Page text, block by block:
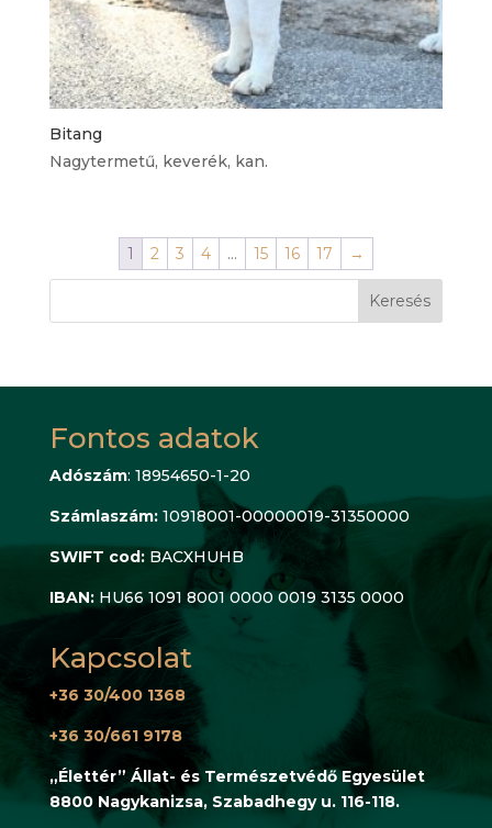
Bitang
Nagytermetű, keverék, kan.
1 2 3 4 … 15 16 17 →
Keresés
Fontos adatok
Adószám: 18954650-1-20
Számlaszám: 10918001-00000019-31350000
SWIFT cod: BACXHUHB
IBAN: HU66 1091 8001 0000 0019 3135 0000
Kapcsolat
+36 30/400 1368
+36 30/661 9178
„Élettér” Állat- és Természetvédő Egyesület
8800 Nagykanizsa, Szabadhegy u. 116-118.